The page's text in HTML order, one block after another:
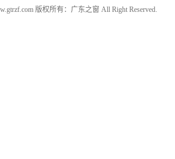
版权所有：广东之窗 All Right Reserved.